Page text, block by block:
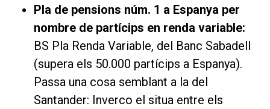
Pla de pensions núm. 1 a Espanya per
nombre de partícips en renda variable:
BS Pla Renda Variable, del Banc Sabadell
(supera els 50.000 partícips a Espanya).
Passa una cosa semblant a la del
Santander: Inverco el situa entre els